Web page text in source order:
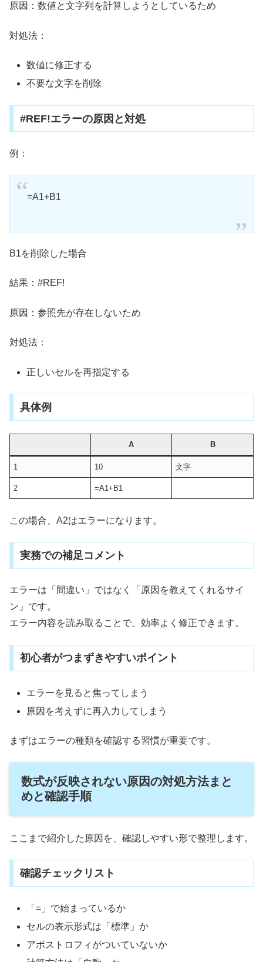
原因：数値と文字列を計算しようとしているため
対処法：
数値に修正する
不要な文字を削除
#REF!エラーの原因と対処
例：
=A1+B1
B1を削除した場合
結果：#REF!
原因：参照先が存在しないため
対処法：
正しいセルを再指定する
具体例
A B
1 10 文字
2 =A1+B1
この場合、A2はエラーになります。
実務での補足コメント
エラーは「間違い」ではなく「原因を教えてくれるサイ
ン」です。
エラー内容を読み取ることで、効率よく修正できます。
初心者がつまずきやすいポイント
エラーを見ると焦ってしまう
原因を考えずに再入力してしまう
まずはエラーの種類を確認する習慣が重要です。
数式が反映されない原因の対処方法まと
めと確認手順
ここまで紹介した原因を、確認しやすい形で整理します。
確認チェックリスト
「=」で始まっているか
セルの表示形式は「標準」か
アポストロフィがついていないか